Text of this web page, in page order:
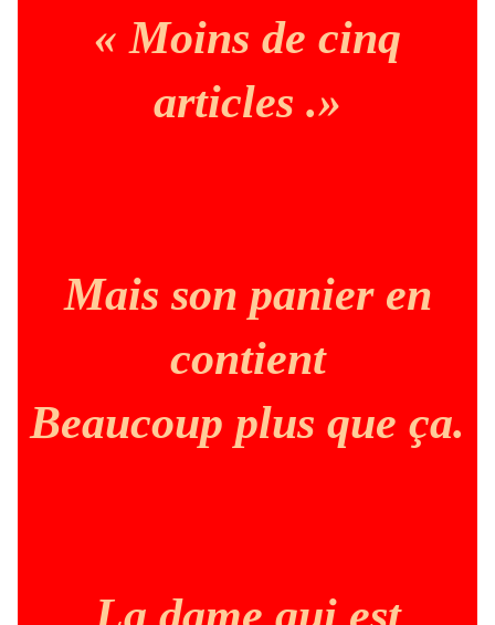
« Moins de cinq
articles .»
Mais son panier en
contient
Beaucoup plus que ça.